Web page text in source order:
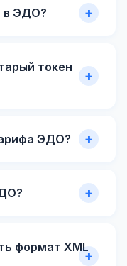
в ЭДО?
токен
ЭДО?
формат XML